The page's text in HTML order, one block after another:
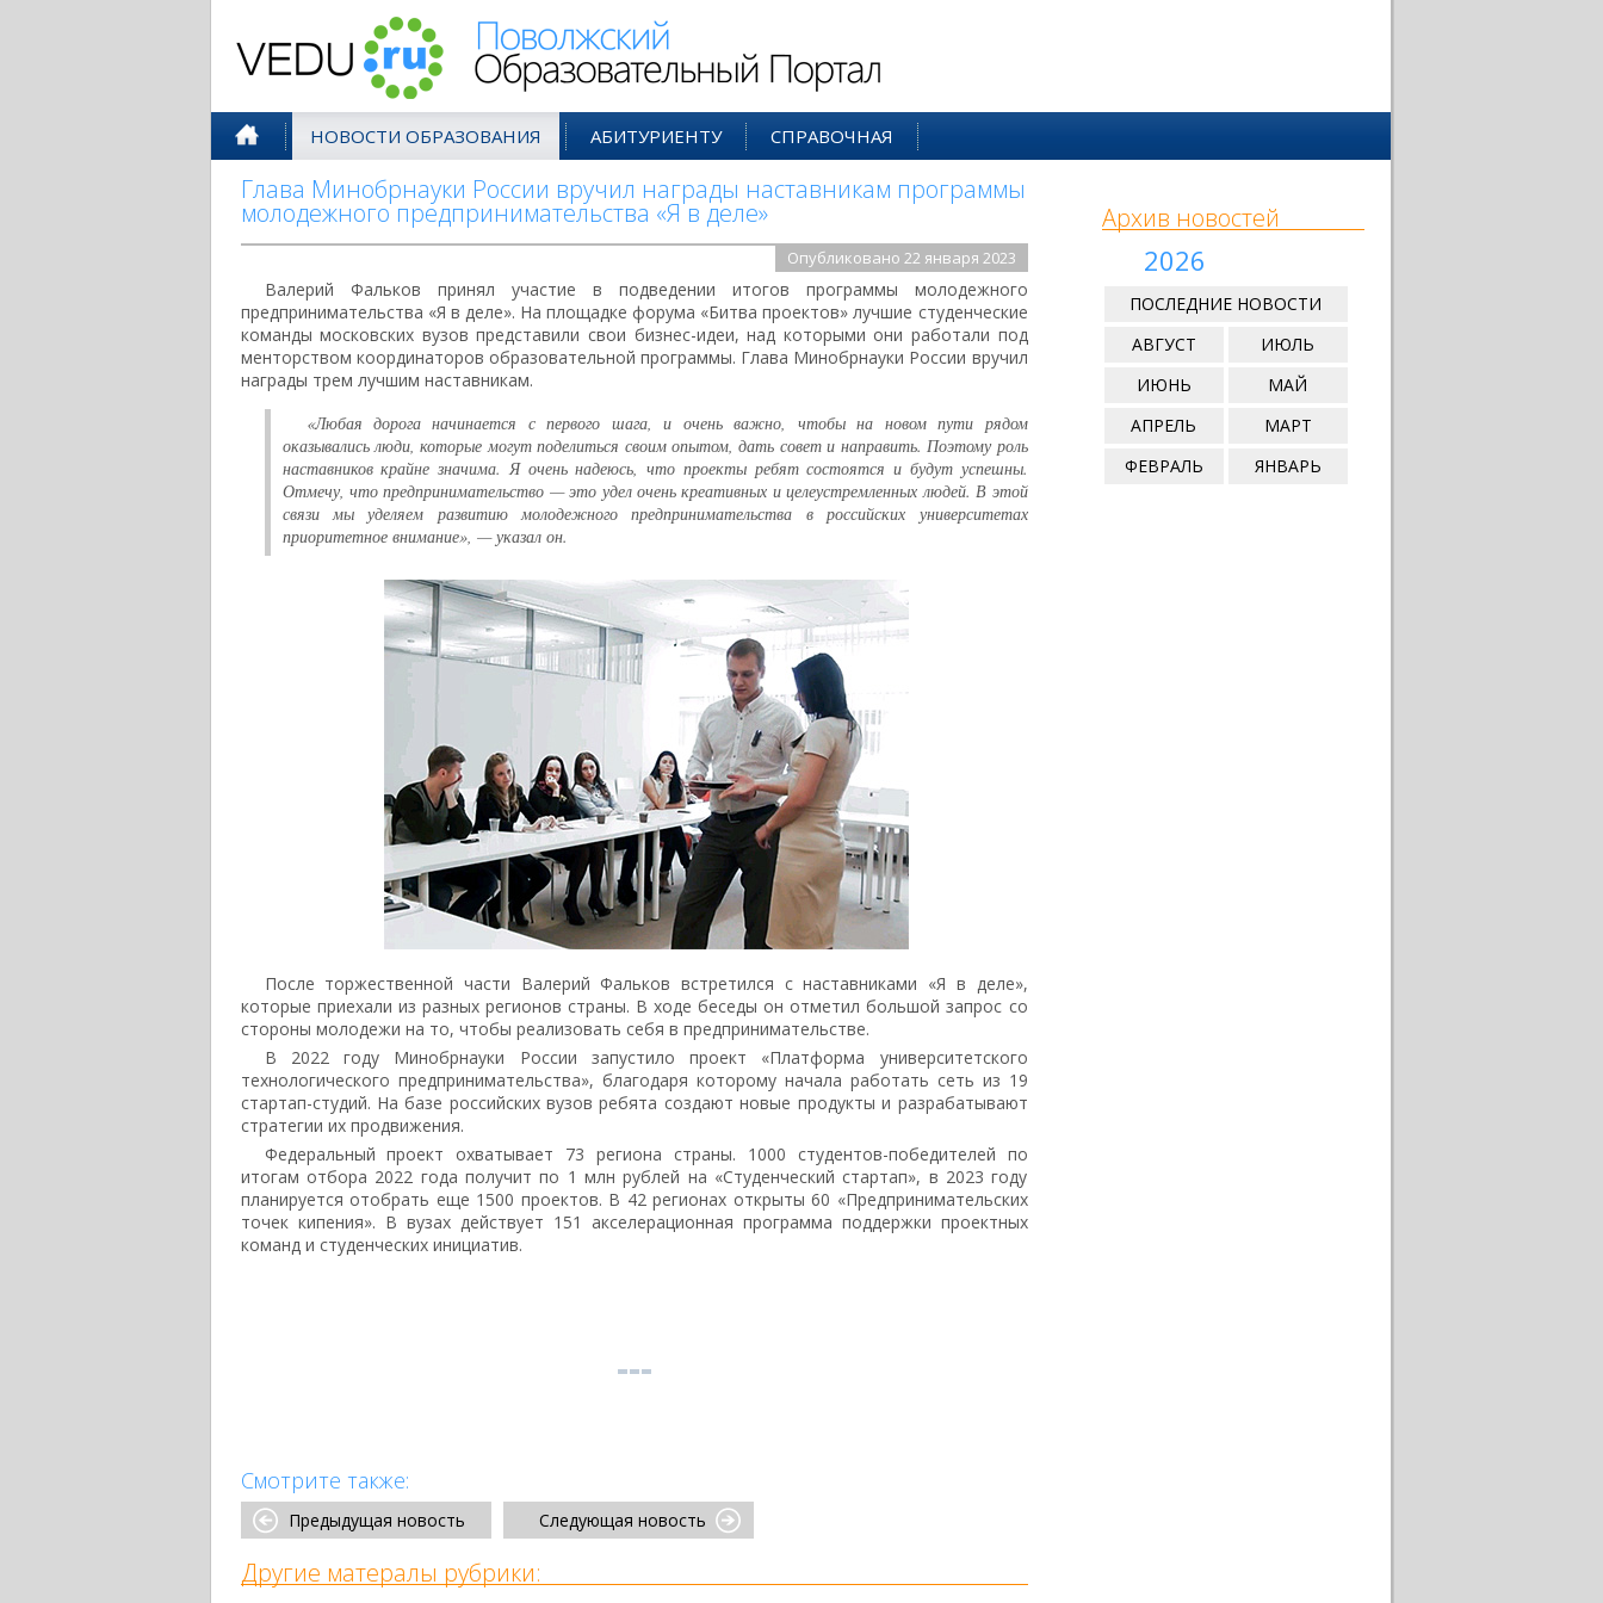
НОВОСТИ ОБРАЗОВАНИЯ АБИТУРИЕНТУ СПРАВОЧНАЯ
Глава Минобрнауки России вручил награды наставникам программы
молодежного предпринимательства «Я в деле»
Опубликовано 22 января 2023
Валерий Фальков принял участие в подведении итогов программы молодежного
предпринимательства «Я в деле». На площадке форума «Битва проектов» лучшие студенческие
команды московских вузов представили свои бизнес-идеи, над которыми они работали под
менторством координаторов образовательной программы. Глава Минобрнауки России вручил
награды трем лучшим наставникам.
«Любая дорога начинается с первого шага, и очень важно, чтобы на новом пути рядом
оказывались люди, которые могут поделиться своим опытом, дать совет и направить. Поэтому роль
наставников крайне значима. Я очень надеюсь, что проекты ребят состоятся и будут успешны.
Отмечу, что предпринимательство — это удел очень креативных и целеустремленных людей. В этой
связи мы уделяем развитию молодежного предпринимательства в российских университетах
приоритетное внимание», — указал он.
После торжественной части Валерий Фальков встретился с наставниками «Я в деле»,
которые приехали из разных регионов страны. В ходе беседы он отметил большой запрос со
стороны молодежи на то, чтобы реализовать себя в предпринимательстве.
В 2022 году Минобрнауки России запустило проект «Платформа университетского
технологического предпринимательства», благодаря которому начала работать сеть из 19
стартап-студий. На базе российских вузов ребята создают новые продукты и разрабатывают
стратегии их продвижения.
Федеральный проект охватывает 73 региона страны. 1000 студентов-победителей по
итогам отбора 2022 года получит по 1 млн рублей на «Студенческий стартап», в 2023 году
планируется отобрать еще 1500 проектов. В 42 регионах открыты 60 «Предпринимательских
точек кипения». В вузах действует 151 акселерационная программа поддержки проектных
команд и студенческих инициатив.
Смотрите также:
Предыдущая новость Следующая новость
Другие матералы рубрики:
Архив новостей
2026
ПОСЛЕДНИЕ НОВОСТИ
АВГУСТ
ИЮЛЬ
ИЮНЬ
МАЙ
АПРЕЛЬ
МАРТ
ФЕВРАЛЬ
ЯНВАРЬ